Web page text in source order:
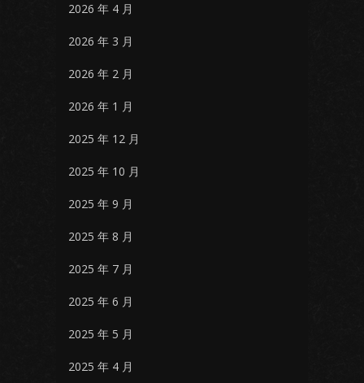
2026 年 4 月
2026 年 3 月
2026 年 2 月
2026 年 1 月
2025 年 12 月
2025 年 10 月
2025 年 9 月
2025 年 8 月
2025 年 7 月
2025 年 6 月
2025 年 5 月
2025 年 4 月